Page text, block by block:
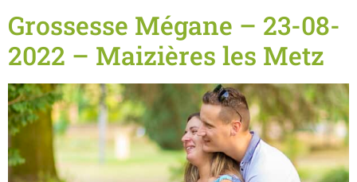
Grossesse Mégane – 23-08-
2022 – Maizières les Metz